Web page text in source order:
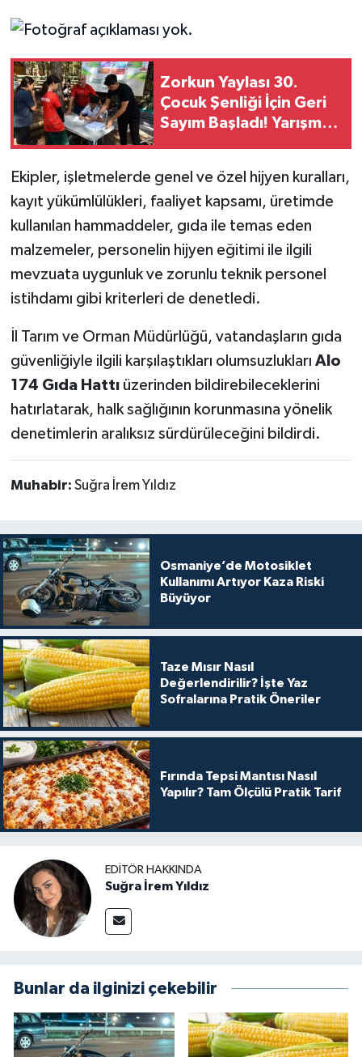
Zorkun Yaylası 30.
Çocuk Şenliği İçin Geri
Sayım Başladı! Yarışma
Ekipler, işletmelerde genel ve özel hijyen kuralları,
kayıt yükümlülükleri, faaliyet kapsamı, üretimde
kullanılan hammaddeler, gıda ile temas eden
malzemeler, personelin hijyen eğitimi ile ilgili
mevzuata uygunluk ve zorunlu teknik personel
istihdamı gibi kriterleri de denetledi.
İl Tarım ve Orman Müdürlüğü, vatandaşların gıda
güvenliğiyle ilgili karşılaştıkları olumsuzlukları Alo
174 Gıda Hattıüzerinden bildirebileceklerini
hatırlatarak, halk sağlığının korunmasına yönelik
denetimlerin aralıksız sürdürüleceğini bildirdi.
Muhabir: Suğra İrem Yıldız
Osmaniye’de Motosiklet
Kullanımı Artıyor Kaza Riski
Büyüyor
Taze Mısır Nasıl
Değerlendirilir? İşte Yaz
Sofralarına Pratik Öneriler
Fırında Tepsi Mantısı Nasıl
Yapılır? Tam Ölçülü Pratik Tarif
EDITÖR HAKKINDA
Suğra İrem Yıldız
Bunlar da ilginizi çekebilir